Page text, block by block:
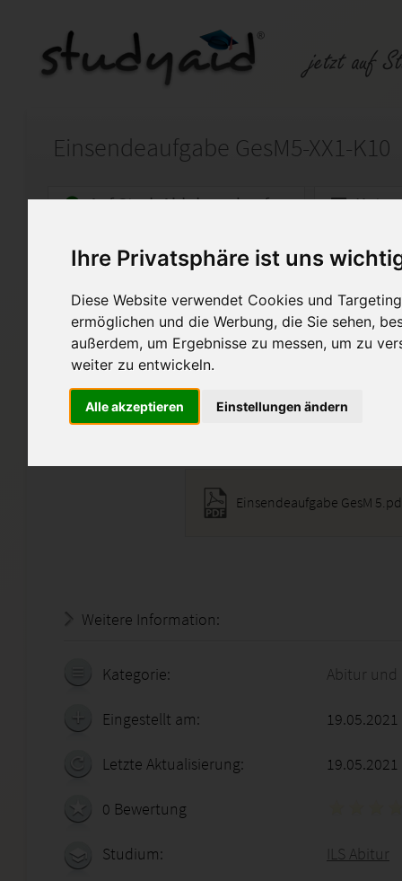
Ihre Privatsphäre ist uns
Diese Website verwendet Cookies und
ermöglichen und die Werbung, die Sie sehen,
außerdem, um Ergebnisse zu messen, um zu
weiter zu entwickeln.
Alle akzeptieren Einstellungen ändern
Einsendeaufgabe GesM5-XX1-K10
Auf StudyAid.de verkaufen
Startseite Abitur und Hochschule
Vom Wiener Kongress bis zur
Diese Lösug gilt als Muster
werden.
Der Fernlehrer hat diese
Einsendeaufgabe GesM
Weitere Information:
Kategorie: Abitur und
Eingestellt am:
Letzte Aktualisierung: 19.05.2021
0 Bewertung
Studium: ILS Abitur